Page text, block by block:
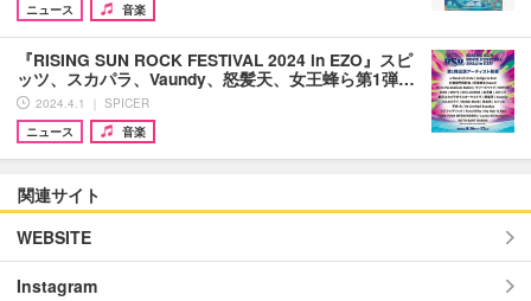
ニュース
音楽
『RISING SUN ROCK FESTIVAL 2024 in EZO』スピ
ッツ、スカパラ、Vaundy、怒髪天、女王蜂ら第1弾…
2024.4.1 ｜ SPICER
ニュース
音楽
関連サイト
WEBSITE
Instagram